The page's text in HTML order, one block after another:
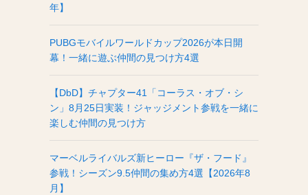
年】
PUBGモバイルワールドカップ2026が本日開
幕！一緒に遊ぶ仲間の見つけ方4選
【DbD】チャプター41「コーラス・オブ・シ
ン」8月25日実装！ジャッジメント参戦を一緒に
楽しむ仲間の見つけ方
マーベルライバルズ新ヒーロー『ザ・フード』
参戦！シーズン9.5仲間の集め方4選【2026年8
月】